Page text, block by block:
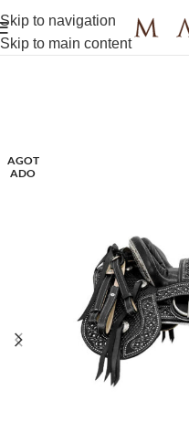
Skip to navigation
Skip to main content
AGOT
ADO